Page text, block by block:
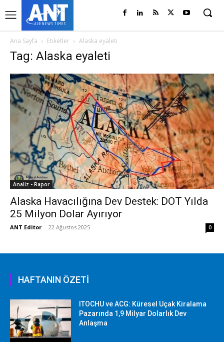
Ana Sayfa Etiketler Alaska eyaleti
Tag: Alaska eyaleti
Analiz - Rapor
Alaska Havacılığına Dev Destek: DOT Yılda
25 Milyon Dolar Ayırıyor
ANT Editor - 22 Ağustos 2025 0
HAFTANIN ÖZETİ
ITOCHU ve ACG: Küresel Uçak Kiralama
Pazarında 1,9 Milyar Dolarlık Dev
Anlaşma